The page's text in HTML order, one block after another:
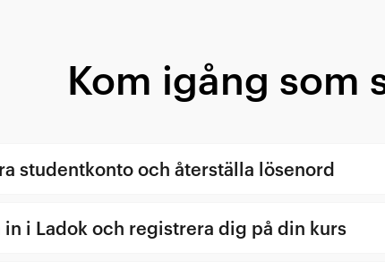
Kom igång som
studentkonto och återställa lösenord
in i Ladok och registrera dig på din kurs